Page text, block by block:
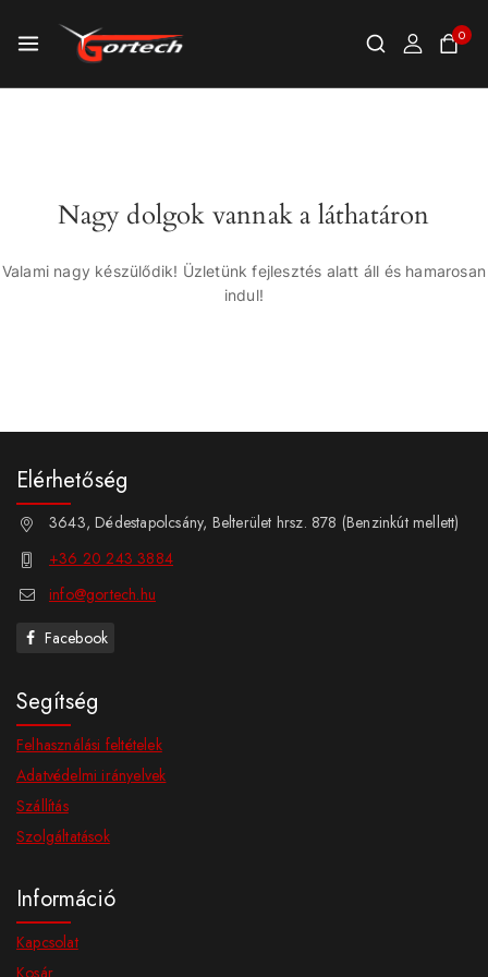
0
Nagy dolgok vannak a láthatáron
Valami nagy készülődik! Üzletünk fejlesztés alatt áll és hamarosan
indul!
Elérhetőség
3643, Dédestapolcsány, Belterület hrsz. 878 (Benzinkút mellett)
+36 20 243 3884
info@gortech.hu
Facebook
Segítség
Felhasználási feltételek
Adatvédelmi irányelvek
Szállítás
Szolgáltatások
Információ
Kapcsolat